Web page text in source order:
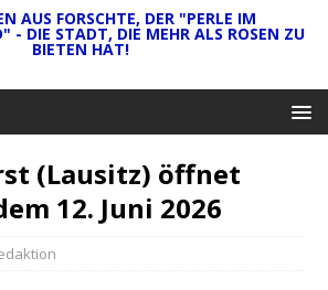
AUS FORSCHTE, DER "PERLE IM
- DIE STADT, DIE MEHR ALS ROSEN ZU
BIETEN HAT!
(Lausitz) öffnet
12. Juni 2026